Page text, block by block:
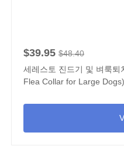
$39.95 $48.40
세레스토 진드기 및 벼룩
Flea Collar for Large